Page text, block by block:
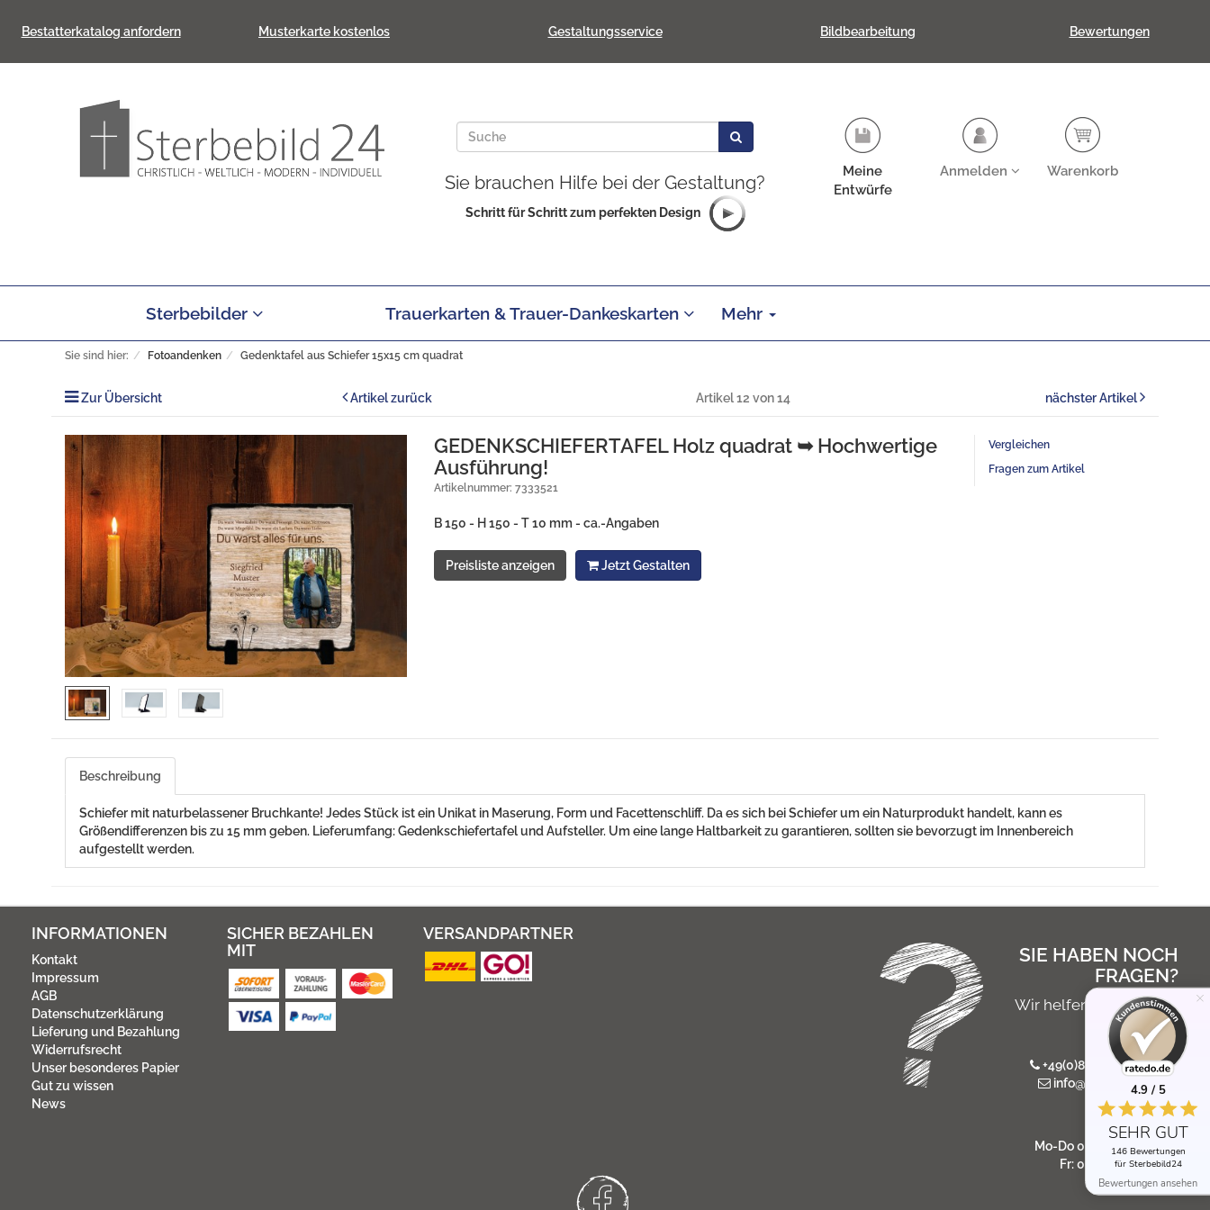
Bestatterkatalog anfordern Musterkarte kostenlos Gestaltungsservice Bildbearbeitung Bewertungen
Sie brauchen Hilfe bei der Gestaltung?
Schritt für Schritt zum perfekten Design
Meine
Entwürfe
Anmelden Warenkorb
Sterbebilder Trauerkarten & Trauer-Dankeskarten Mehr
Sie sind hier: Fotoandenken Gedenktafel aus Schiefer 15x15 cm quadrat
Zur Übersicht Artikel zurück Artikel 12 von 14 nächster Artikel
GEDENKSCHIEFERTAFEL Holz quadrat ➥ Hochwertige
Ausführung!
Artikelnummer: 7333521
B 150 - H 150 - T 10 mm - ca.-Angaben
Preisliste anzeigen Jetzt Gestalten
Vergleichen
Fragen zum Artikel
Beschreibung
Schiefer mit naturbelassener Bruchkante! Jedes Stück ist ein Unikat in Maserung, Form und Facettenschliff. Da es sich bei Schiefer um ein Naturprodukt handelt, kann es
Größendifferenzen bis zu 15 mm geben. Lieferumfang: Gedenkschiefertafel und Aufsteller. Um eine lange Haltbarkeit zu garantieren, sollten sie bevorzugt im Innenbereich
aufgestellt werden.
INFORMATIONEN
Kontakt
Impressum
AGB
Datenschutzerklärung
Lieferung und Bezahlung
Widerrufsrecht
Unser besonderes Papier
Gut zu wissen
News
SICHER BEZAHLEN
MIT
VERSANDPARTNER
SIE HABEN NOCH
FRAGEN?
Wir helfen Ihnen gerne
persönlich
+49(0)8546 / 975 766 7
info@sterbebild24.de
Servicezeiten:
Mo-Do 08:00 - 17:00 Uhr
Fr: 08:00 - 14:00 Uhr
4.9 / 5
SEHR GUT
146 Bewertungen
für Sterbebild24
Bewertungen ansehen